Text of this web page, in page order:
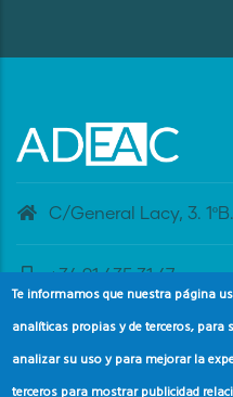
C/General Lacy, 3.
+34 91 435 31 47
Te informamos que nuestra página
analíticas propias y de terceros,
analizar su uso y para mejorar la
terceros para mostrar publicidad